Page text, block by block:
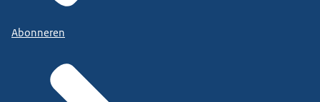
Abonneren